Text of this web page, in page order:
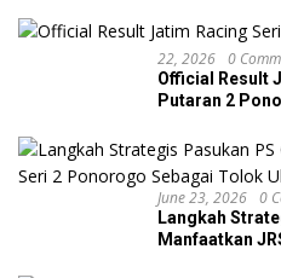
22, 2026 0
Official Result
Putaran 2
June 23, 2026 0
Langkah
Manfaatkan